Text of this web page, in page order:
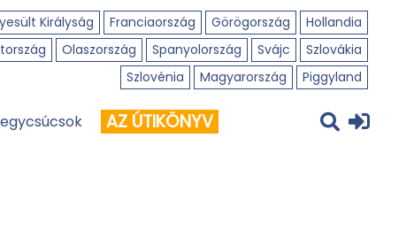
Királyság Franciaország Görögország
Hollandia
Olaszország Spanyolország Svájc
Szlovákia
Szlovénia
Magyarország Piggyland
AZ ÚTIKÖNYV